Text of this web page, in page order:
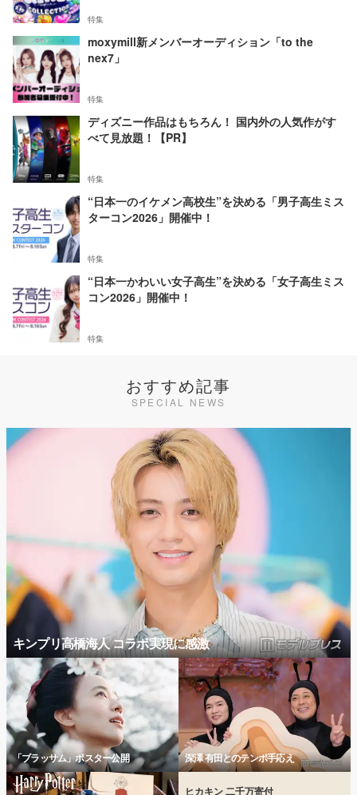
特集
moxymill新メンバーオーディション「to the
nex7」
特集
ディズニー作品はもちろん！ 国内外の人気作がす
べて見放題！【PR】
特集
“日本一のイケメン高校生”を決める「男子高生ミス
ターコン2026」開催中！
特集
“日本一かわいい女子高生”を決める「女子高生ミス
コン2026」開催中！
特集
おすすめ記事
SPECIAL NEWS
キンプリ高橋海人 コラボ実現に感激
「ブラッサム」ポスター公開 深澤 有田とのテンポ手応え
ヒカキン 二千万寄付